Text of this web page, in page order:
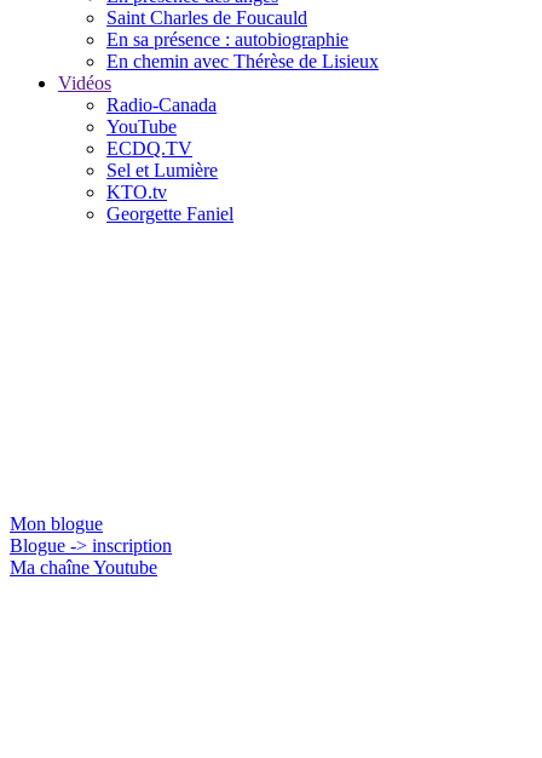
Saint Charles de Foucauld
En sa présence : autobiographie
En chemin avec Thérèse de Lisieux
Vidéos
Radio-Canada
YouTube
ECDQ.TV
Sel et Lumière
KTO.tv
Georgette Faniel
Mon blogue
Blogue -> inscription
Ma chaîne Youtube